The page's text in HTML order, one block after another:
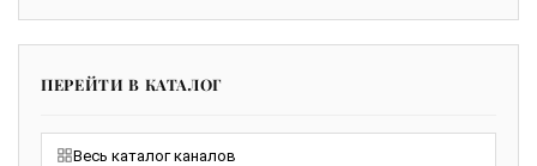
ПЕРЕЙТИ В КАТАЛОГ
Весь каталог каналов